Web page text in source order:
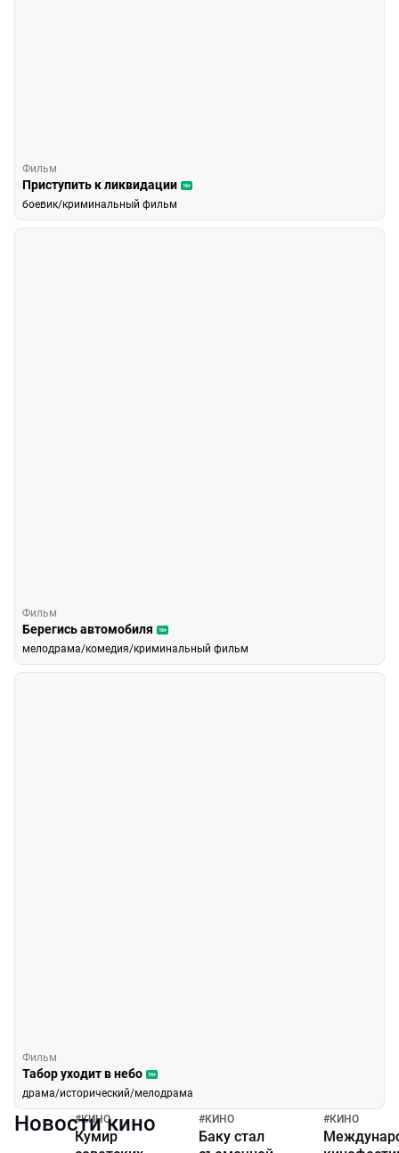
Фильм
Приступить к ликвидации 16+
боевик/криминальный фильм
Фильм
Берегись автомобиля 16+
мелодрама/комедия/криминальный фильм
Фильм
Табор уходит в небо 16+
драма/исторический/мелодрама
Новости кино
#КИНО
Кумир
#КИНО
Баку стал
#КИНО